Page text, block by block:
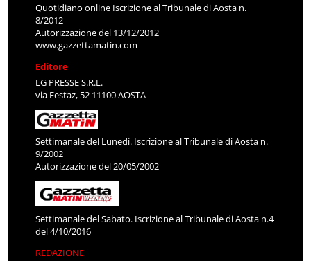
Quotidiano online Iscrizione al Tribunale di Aosta n.
8/2012
Autorizzazione del 13/12/2012
www.gazzettamatin.com
Editore
LG PRESSE S.R.L.
via Festaz, 52 11100 AOSTA
Settimanale del Lunedì. Iscrizione al Tribunale di Aosta n.
9/2002
Autorizzazione del 20/05/2002
Settimanale del Sabato. Iscrizione al Tribunale di Aosta n.4
del 4/10/2016
REDAZIONE